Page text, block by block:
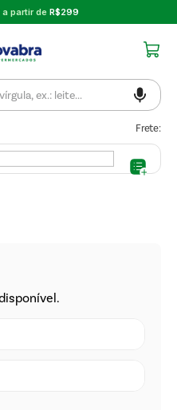
a partir de R$299
Frete: